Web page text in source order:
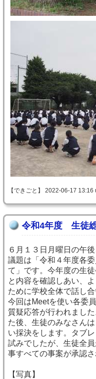
【できごと】 2022-06-17
令和4年度 生徒
６月１３日月曜日の午
議題は「令和４年度各
て」です。今年度の生
と内容を確認しあい、
ために学校全体で話し
今回はMeetを使い各委
質疑応答が行われまし
た後、生徒のみなさん
い採決をします。タブ
試みでしたが、生徒全
事すべての事案が承認
【写真】